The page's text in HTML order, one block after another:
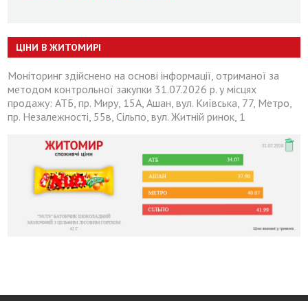
ЦІНИ В ЖИТОМИРІ
Моніторинг здійснено на основі інформації, отриманої за
методом контрольної закупки 31.07.2026 р. у місцях
продажу: АТБ, пр. Миру, 15А, Ашан, вул. Київська, 77, Метро,
пр. Незалежності, 55в, Сільпо, вул. Житній ринок, 1